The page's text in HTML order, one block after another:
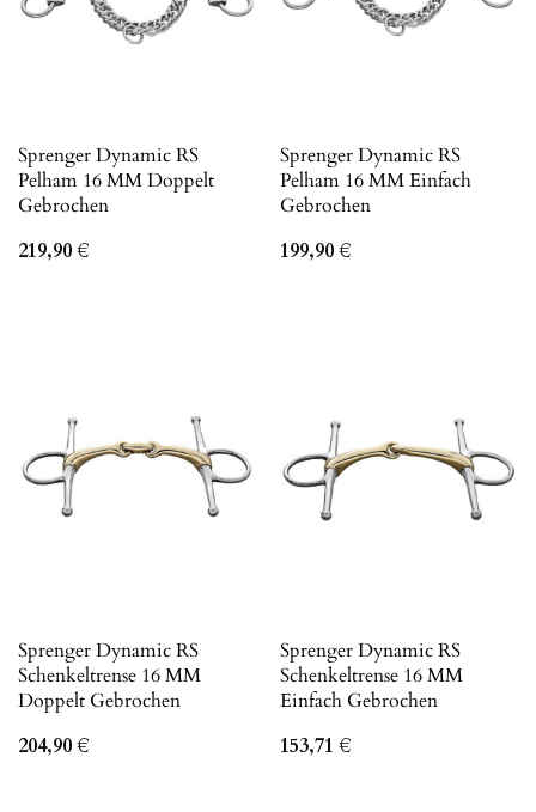
Sprenger Dynamic RS
Pelham 16 MM Doppelt
Gebrochen
219,90€
Sprenger Dynamic RS
Pelham 16 MM Einfach
Gebrochen
199,90€
Sprenger Dynamic RS
Schenkeltrense 16 MM
Doppelt Gebrochen
204,90€
Sprenger Dynamic RS
Schenkeltrense 16 MM
Einfach Gebrochen
153,71 €